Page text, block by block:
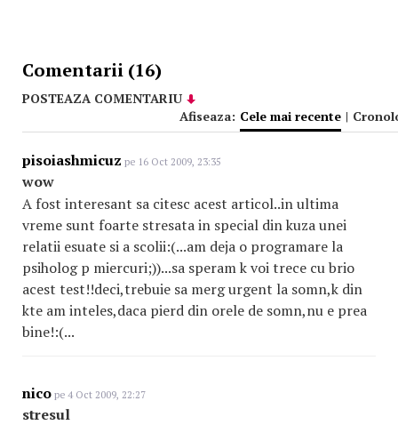
Comentarii (16)
POSTEAZA COMENTARIU
Afiseaza: Cele mai recente |
pisoiashmicuz pe 16 Oct 2009, 23:35
wow
A fost interesant sa citesc acest articol..in ultima
vreme sunt foarte stresata in special din kuza unei
relatii esuate si a scolii:(...am deja o programare la
psiholog p miercuri;))...sa speram k voi trece cu brio
acest test!!deci,trebuie sa merg urgent la somn,k din
kte am inteles,daca pierd din orele de somn,nu e prea
bine!:(...
nico pe 4 Oct 2009, 22:27
stresul